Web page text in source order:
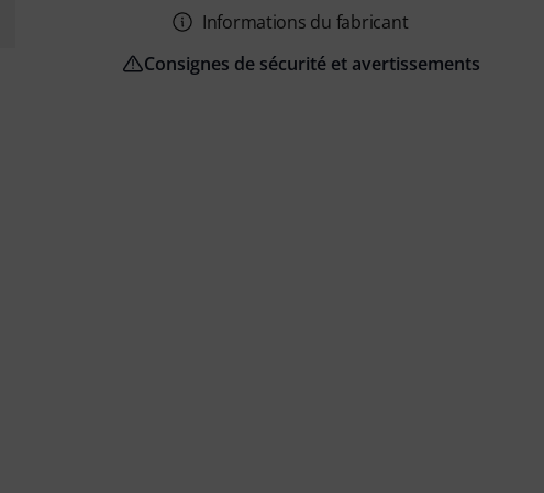
Informations du fabricant
Consignes de sécurité et avertissements